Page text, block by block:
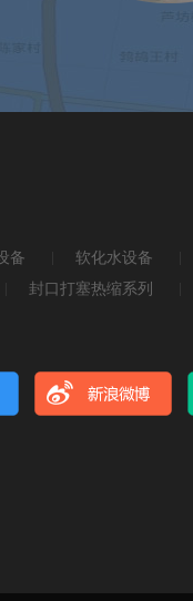
备 软化水设备
封口打塞热缩系列